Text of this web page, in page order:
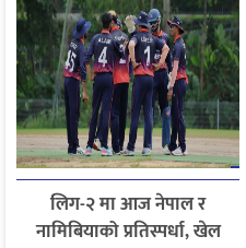
लिग-२ मा आज नेपाल र
नामिबियाको प्रतिस्पर्धा, खेल